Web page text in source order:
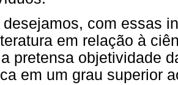
desejamos, com essas
em relação à
pretensa objetividade
em um grau superior